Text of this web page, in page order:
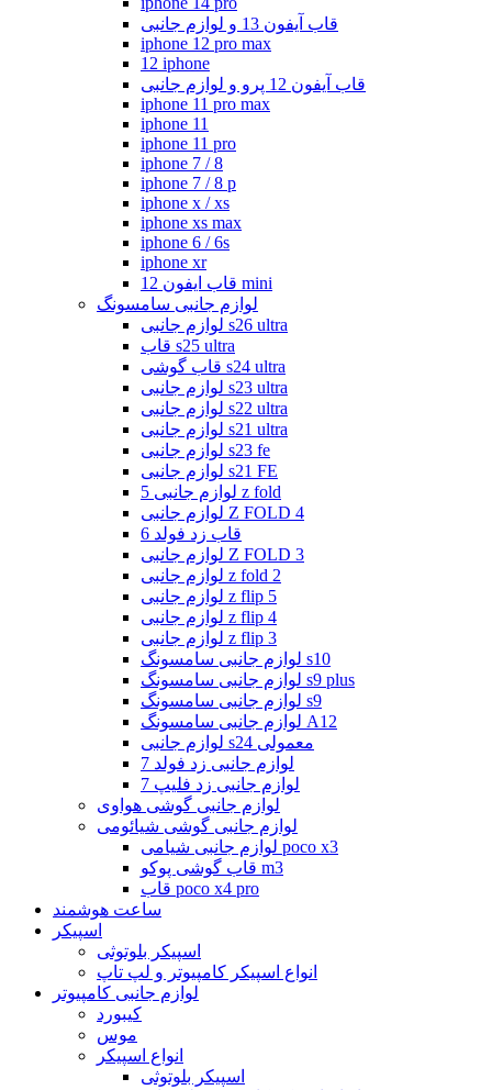
قاب آیفون 13 و لوازم جانبی
iphone 12 pro max
12 iphone
قاب آیفون 12 پرو و لوازم جانبی
iphone 11 pro max
iphone 11
iphone 11 pro
iphone 7 / 8
iphone 7 / 8 p
iphone x / xs
iphone xs max
iphone 6 / 6s
iphone xr
قاب ایفون 12 mini
لوازم جانبی سامسونگ
لوازم جانبی s26 ultra
قاب s25 ultra
قاب گوشی s24 ultra
لوازم جانبی s23 ultra
لوازم جانبی s22 ultra
لوازم جانبی s21 ultra
لوازم جانبی s23 fe
لوازم جانبی s21 FE
لوازم جانبی 5 z fold
لوازم جانبی Z FOLD 4
قاب زد فولد 6
لوازم جانبی Z FOLD 3
لوازم جانبی z fold 2
لوازم جانبی z flip 5
لوازم جانبی z flip 4
لوازم جانبی z flip 3
لوازم جانبی سامسونگ s10
لوازم جانبی سامسونگ s9 plus
لوازم جانبی سامسونگ s9
لوازم جانبی سامسونگ A12
لوازم جانبی s24 معمولی
لوازم جانبی زد فولد 7
لوازم جانبی زد فلیپ 7
لوازم جانبی گوشی هواوی
لوازم جانبی گوشی شیائومی
لوازم جانبی شیامی poco x3
قاب گوشی پوکو m3
قاب poco x4 pro
ساعت هوشمند
اسپیکر
اسپیکر بلوتوثی
انواع اسپیکر کامپیوتر و لپ تاپ
لوازم جانبی کامپیوتر
کیبورد
موس
انواع اسپیکر
اسپیکر بلوتوثی